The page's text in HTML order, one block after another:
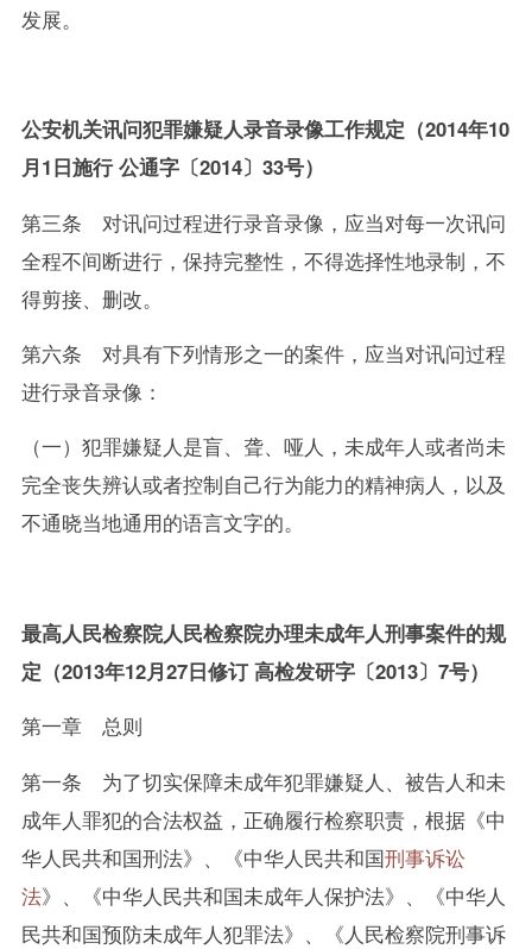
发展。
公安机关讯问犯罪嫌疑人录音录像工作规定（2014年10
月1日施行 公通字〔2014〕33号）
第三条 对讯问过程进行录音录像，应当对每一次讯问
全程不间断进行，保持完整性，不得选择性地录制，不
得剪接、删改。
第六条 对具有下列情形之一的案件，应当对讯问过程
进行录音录像：
（一）犯罪嫌疑人是盲、聋、哑人，未成年人或者尚未
完全丧失辨认或者控制自己行为能力的精神病人，以及
不通晓当地通用的语言文字的。
最高人民检察院人民检察院办理未成年人刑事案件的规
定 （2013年12月27日修订 高检发研字〔2013〕7号）
第一章 总则
第一条 为了切实保障未成年犯罪嫌疑人、被告人和未
成年人罪犯的合法权益，正确履行检察职责，根据《中
华人民共和国刑法》、《中华人民共和国刑事诉讼
法》、《中华人民共和国未成年人保护法》、《中华人
民共和国预防未成年人犯罪法》、《人民检察院刑事诉